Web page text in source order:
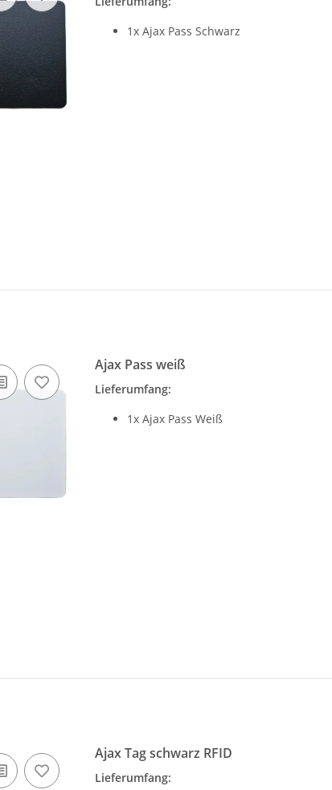
1x Ajax Pass Schwarz
Ajax Pass weiß
Lieferumfang:
1x Ajax Pass Weiß
Ajax Tag schwarz RFID
Lieferumfang: